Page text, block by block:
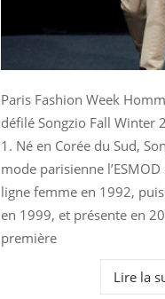
Paris Fashion Week
défilé Songzio Fall Winter
1. Né en Corée du Sud,
mode parisienne
ligne femme en 1992,
en 1999, et présente en
première
Lire la